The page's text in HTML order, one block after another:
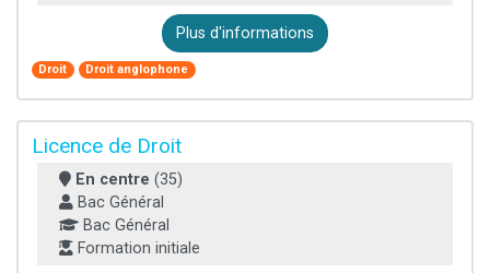
Plus d'informations
Droit Droit anglophone
Licence de Droit
En centre (35)
Bac Général
Bac Général
Formation initiale